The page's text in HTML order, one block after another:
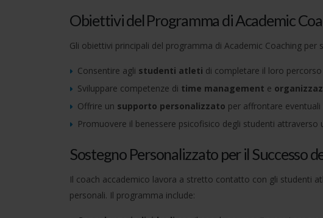
Obiettivi del Programma di Academic
Gli obiettivi principali del programma di Academic Coaching per
Consentire agli studenti atleti di completare il loro
Sviluppare competenze di time management e
Offrire un supporto personalizzato per affrontare
Promuovere il benessere psicofisico degli studenti
Sostegno Personalizzato per il Successo
Il coach accademico lavora a stretto contatto con gli studenti
personali. Il programma include: